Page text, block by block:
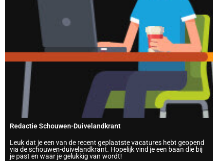
Redactie Schouwen-Duivelandkrant
Leuk dat je een van de recent geplaatste vacatures hebt geopend
via de schouwen-duivelandkrant. Hopelijk vind je een baan die bij
je past en waar je gelukkig van wordt!